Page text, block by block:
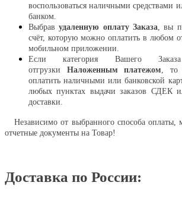
воспользоваться наличными
банком.
Выбравудаленную оплату Заказа , вы
счёт, которую можно оплатить в любом
мобильном приложении.
Если категория Вашего
отгрузки Наложенным платежом , то
оплатить наличными или банковской
любых пунктах выдачи заказов СДЕК
доставки.
Независимо от выбранного способа оплаты,
отчетные документы на Товар!
Доставка по России: